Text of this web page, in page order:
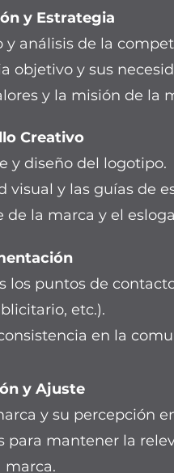
y Estrategia
análisis de la
objetivo y sus
y la misión de la
Creativo
y diseño del logotipo.
visual y las guías de
de la marca y el
puntos de
etc.).
en la
y Ajuste
y su percepción
para mantener la
marca.